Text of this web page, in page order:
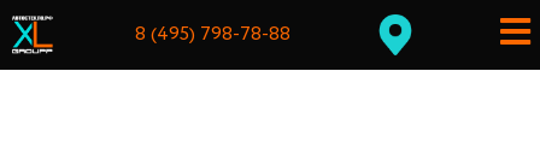
8 (495) 798-78-88